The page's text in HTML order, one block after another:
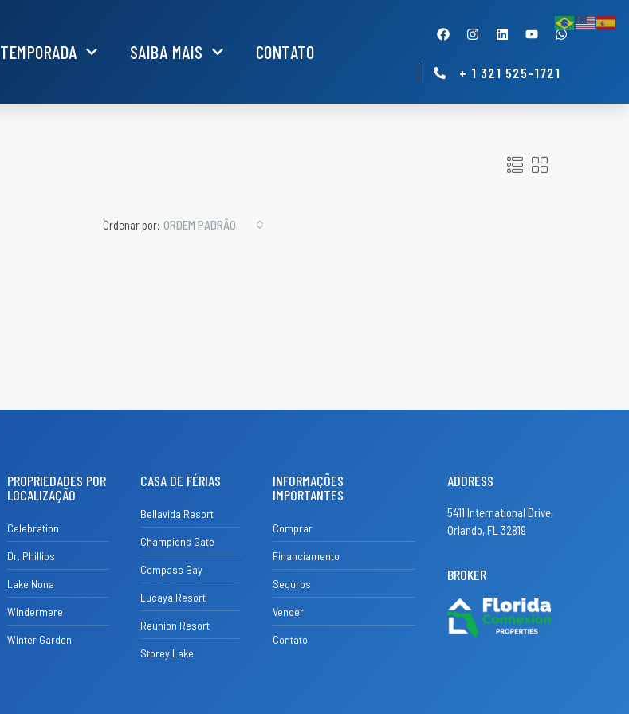
TEMPORADA SAIBA MAIS CONTATO
+ 1 321 525-1721
Ordenar por: ORDEM PADRÃO
PROPRIEDADES POR
LOCALIZAÇÃO
Celebration
Dr. Phillips
Lake Nona
Windermere
Winter Garden
CASA DE FÉRIAS
Bellavida Resort
Champions Gate
Compass Bay
Lucaya Resort
Reunion Resort
Storey Lake
INFORMAÇÕES
IMPORTANTES
Comprar
Financiamento
Seguros
Vender
Contato
ADDRESS
5411 International Drive,
Orlando, FL 32819
BROKER